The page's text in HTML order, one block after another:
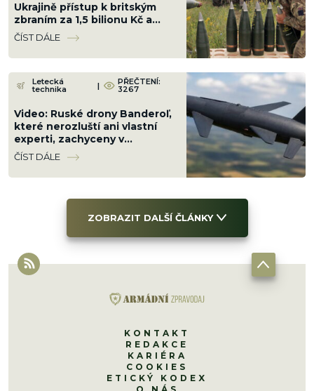
Ukrajině přístup k britským
zbraním za 1,5 bilionu Kč a
„Rusáci“ pocítí peklo na zemi
ČÍST DÁLE
Letecká
technika | PŘEČTENÍ:
3267
Video: Ruské drony Banderoľ,
které nerozluští ani vlastní
experti, zachyceny v
Chersonu. Ukrajinci se proti ni
neumí bránit
ČÍST DÁLE
ZOBRAZIT DALŠÍ ČLÁNKY
KONTAKT
REDAKCE
KARIÉRA
COOKIES
ETICKÝ KODEX